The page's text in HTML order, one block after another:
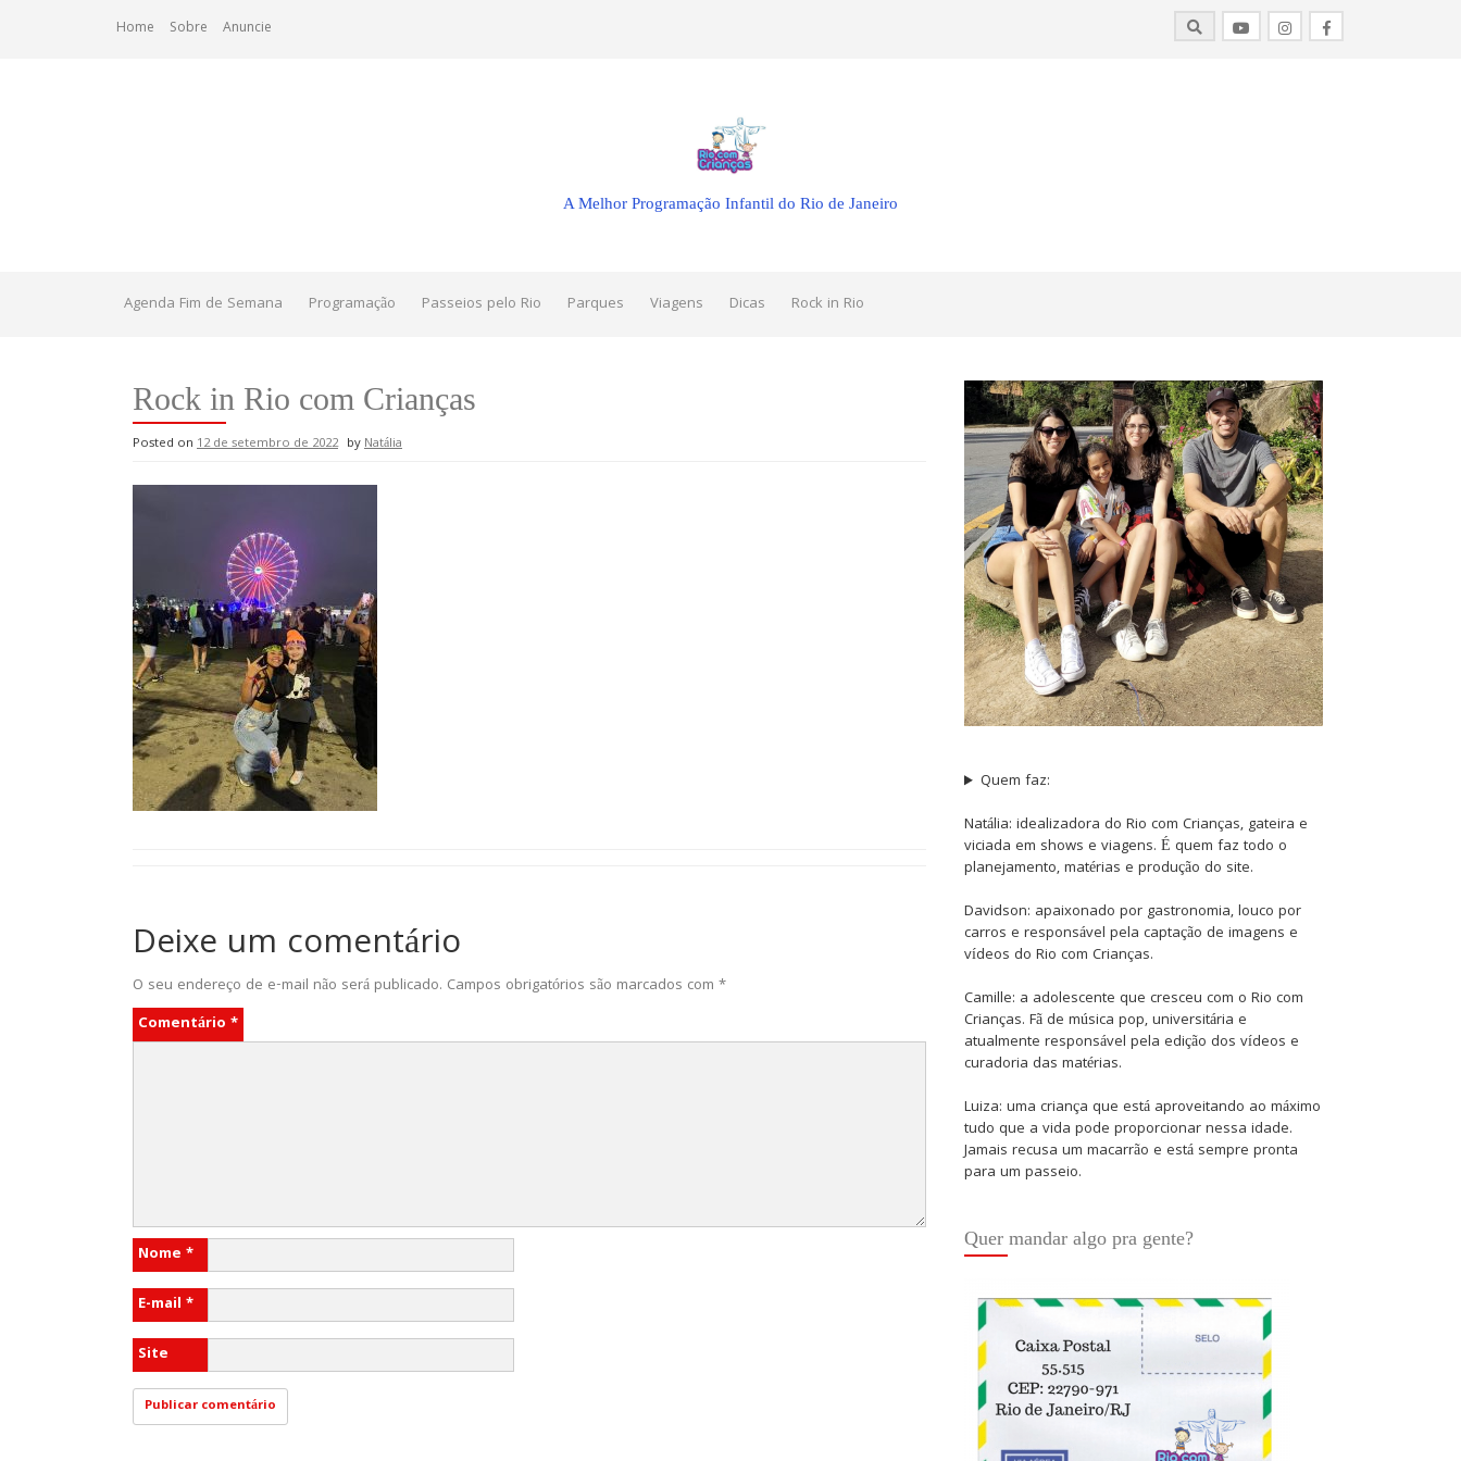
Home Sobre Anuncie
A Melhor Programação Infantil do Rio de Janeiro
Agenda Fim de Semana Programação Passeios pelo Rio Parques Viagens Dicas Rock in Rio
Rock in Rio com Crianças
Posted on 12 de setembro de 2022 byNatália
Deixe um comentário
O seu endereço de e-mail não será publicado. Campos obrigatórios são marcados com *
Comentário *
Nome *
E-mail *
Site
Quem faz:
Natália: idealizadora do Rio com Crianças, gateira e
viciada em shows e viagens. É quem faz todo o
planejamento, matérias e produção do site.
Davidson: apaixonado por gastronomia, louco por
carros e responsável pela captação de imagens e
vídeos do Rio com Crianças.
Camille: a adolescente que cresceu com o Rio com
Crianças. Fã de música pop, universitária e
atualmente responsável pela edição dos vídeos e
curadoria das matérias.
Luiza: uma criança que está aproveitando ao máximo
tudo que a vida pode proporcionar nessa idade.
Jamais recusa um macarrão e está sempre pronta
para um passeio.
Quer mandar algo pra gente?